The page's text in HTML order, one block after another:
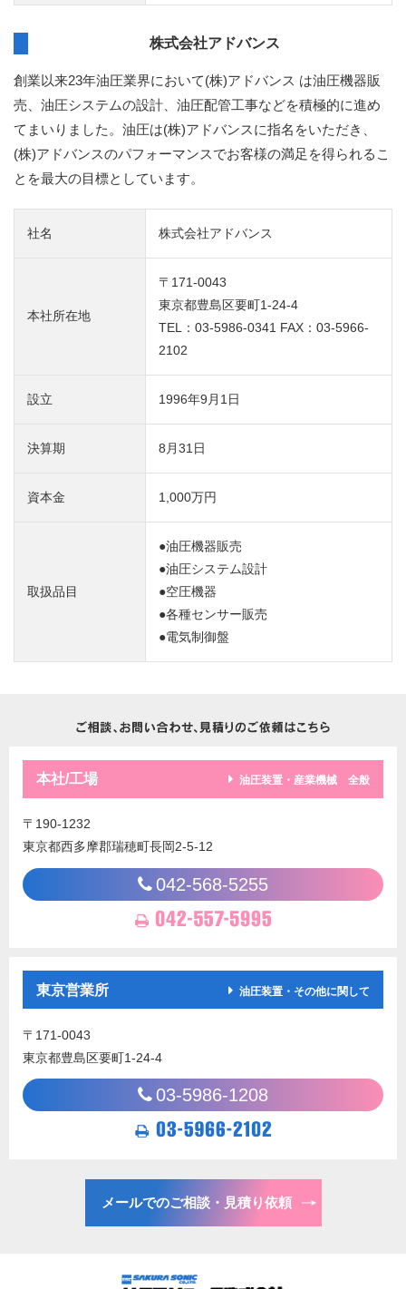
株式会社アドバンス
創業以来23年油圧業界において(株)アドバンス は油圧機器販
売、油圧システムの設計、油圧配管工事などを積極的に進め
てまいりました。油圧は(株)アドバンスに指名をいただき、
(株)アドバンスのパフォーマンスでお客様の満足を得られるこ
とを最大の目標としています。
社名 株式会社アドバンス
本社所在地
〒171-0043
東京都豊島区要町1-24-4
TEL： 03-5986-0341 FAX：03-5966-
2102
設立 1996年9月1日
決算期 8月31日
資本金 1,000万円
取扱品目
●油圧機器販売
●油圧システム設計
●空圧機器
●各種センサー販売
●電気制御盤
本社/工場 油圧装置・産業機械 全般
〒190-1232
東京都西多摩郡瑞穂町長岡2-5-12
042-568-5255
東京営業所 油圧装置・その他に関して
〒171-0043
東京都豊島区要町1-24-4
03-5986-1208
メールでのご相談・見積り依頼